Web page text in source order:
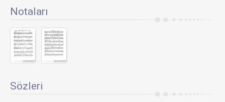
Notaları
Sözleri